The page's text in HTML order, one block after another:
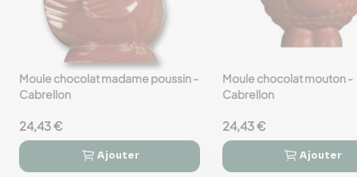
favorite_border
Moule chocolat madame poussin -
Cabrellon
24,43 €
 
Ajouter
favorite_border
Moule chocolat mouton -
Cabrellon
24,43 €
 
Ajouter